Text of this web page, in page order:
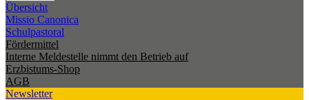
Übersicht
Missio Canonica
Schulpastoral
Fördermittel
Interne Meldestelle nimmt den Betrieb auf
Erzbistums-Shop
AGB
Newsletter